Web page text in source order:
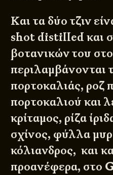
Και τα δύο τζιν
shot distilled και
βοτανικών του
περιλαμβάνονται
πορτοκαλιάς, ροζ
πορτοκαλιού και
κρίταμος, ρίζα
σχίνος, φύλλα
κόλιανδρος, και
προανέφερα, στο